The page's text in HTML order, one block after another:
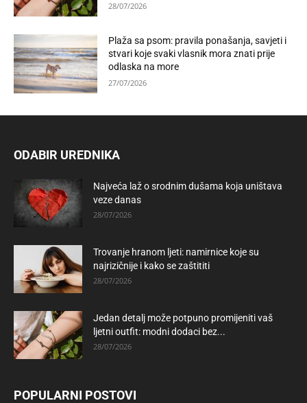
28/07/2026
Plaža sa psom: pravila ponašanja, savjeti i
stvari koje svaki vlasnik mora znati prije
odlaska na more
27/07/2026
ODABIR UREDNIKA
Najveća laž o srodnim dušama koja uništava
veze danas
28/07/2026
Trovanje hranom ljeti: namirnice koje su
najrizičnije i kako se zaštititi
28/07/2026
Jedan detalj može potpuno promijeniti vaš
ljetni outfit: modni dodaci bez...
28/07/2026
POPULARNI POSTOVI